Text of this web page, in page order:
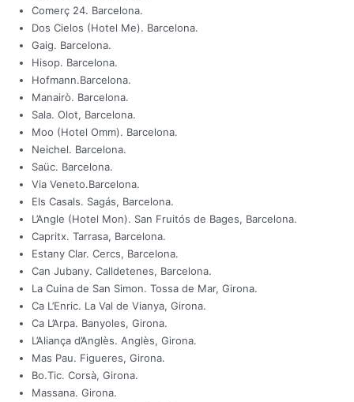
Comerç 24. Barcelona.
Dos Cielos (Hotel Me). Barcelona.
Gaig. Barcelona.
Hisop. Barcelona.
Hofmann.Barcelona.
Manairò. Barcelona.
Sala. Olot, Barcelona.
Moo (Hotel Omm). Barcelona.
Neichel. Barcelona.
Saüc. Barcelona.
Via Veneto.Barcelona.
Els Casals. Sagás, Barcelona.
L’Angle (Hotel Mon). San Fruitós de Bages, Barcelona.
Capritx. Tarrasa, Barcelona.
Estany Clar. Cercs, Barcelona.
Can Jubany. Calldetenes, Barcelona.
La Cuina de San Simon. Tossa de Mar, Girona.
Ca L’Enric. La Val de Vianya, Girona.
Ca L’Arpa. Banyoles, Girona.
L’Aliança d’Anglès. Anglès, Girona.
Mas Pau. Figueres, Girona.
Bo.Tic. Corsà, Girona.
Massana. Girona.